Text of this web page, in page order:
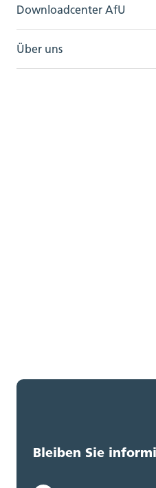
Downloadcenter AfU
Über uns
Bleiben Sie